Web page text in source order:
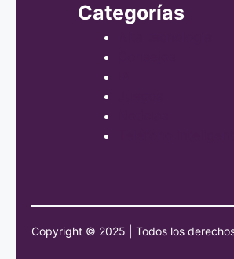
Categorías
Copyright © 2025 | Todos los